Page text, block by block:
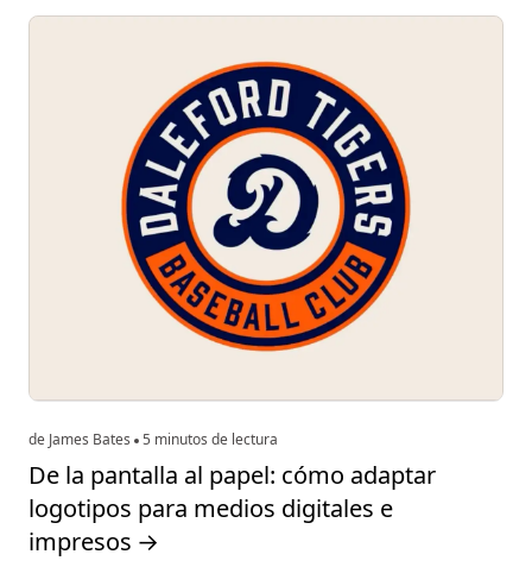
de James Bates 5 minutos de lectura
De la pantalla al papel: cómo adaptar
logotipos para medios digitales e
impresos →